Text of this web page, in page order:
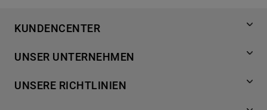
KUNDENCENTER
Händlersuche
Häufige Fragen
UNSER UNTERNEHMEN
Für Händler
UNSERE RICHTLINIEN